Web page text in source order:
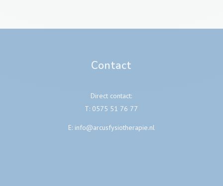
Contact
Direct contact:
T: 0575 51 76 77
E: info@arcusfysiotherapie.nl